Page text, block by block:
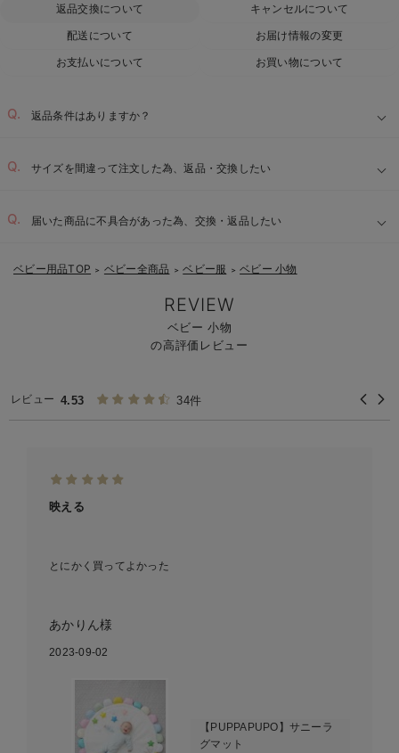
返品交換について
キャンセルについて
配送について
お届け情報の変更
お支払いについて
お買い物について
返品条件はありますか？
サイズを間違って注文した為、返品・交換したい
届いた商品に不具合があった為、交換・返品したい
ベビー用品TOP ＞ ベビー全商品 ＞ ベビー服 ＞ ベビー 小物
REVIEW
ベビー 小物
の高評価レビュー
レビュー 4.53 34件
映える
とにかく買ってよかった
あかりん様
2023-09-02
【PUPPAPUPO】サニーラ
グマット